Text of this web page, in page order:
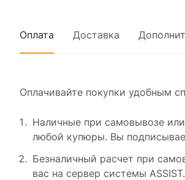
Оплата Доставка
Оплачивайте покупки удобным
Наличные при самовывозе
любой купюры. Вы
Безналичный расчет при
вас на сервер системы